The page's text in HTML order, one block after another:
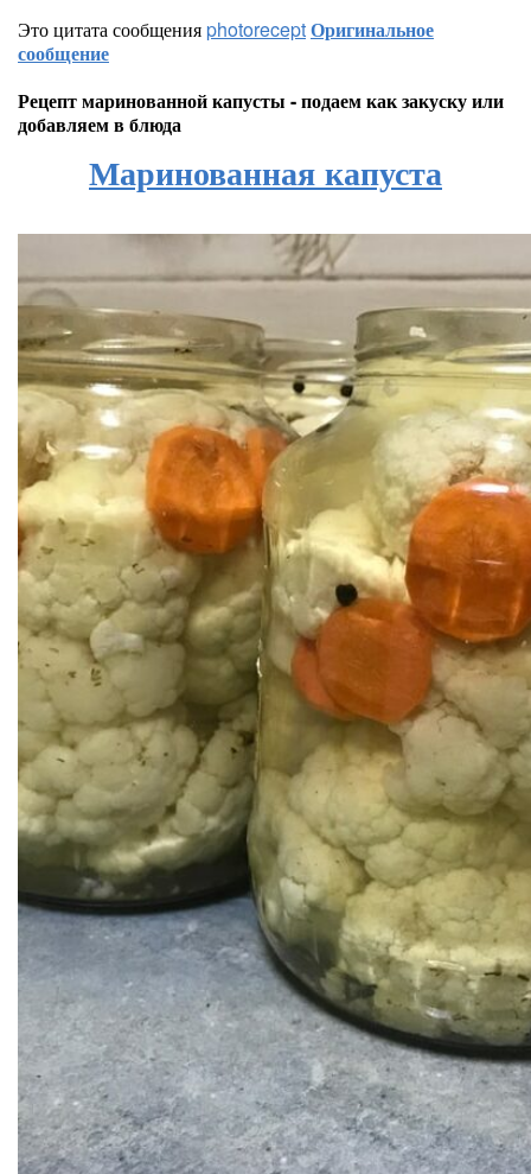
Это цитата сообщенияphotoreceptОригинальное
сообщение
Рецепт маринованной капусты - подаем как закуску или
добавляем в блюда
Маринованная капуста